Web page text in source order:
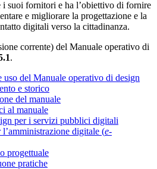
suoi fornitori e ha l’obiettivo di fornire
e migliorare la progettazione e la
digitali verso la cittadinanza.
corrente) del Manuale operativo di
.
uso del Manuale operativo di design
e storico
del manuale
al manuale
per i servizi pubblici digitali
digitale (e-
progettuale
pratiche